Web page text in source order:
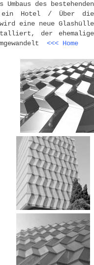
Umbaus des bestehenden
ein Hotel / Über die
eine neue Glashülle
der ehemalige
<<< Home